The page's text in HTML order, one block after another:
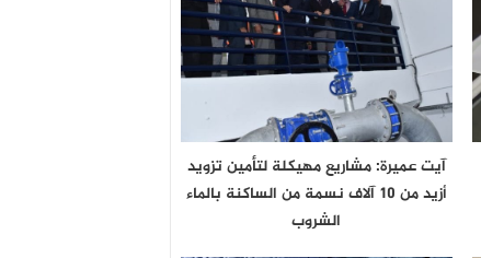
آيت عميرة: مشاريع مهيكلة لتأمين تزويد
أزيد من 10 آلاف نسمة من الساكنة بالماء
الشروب